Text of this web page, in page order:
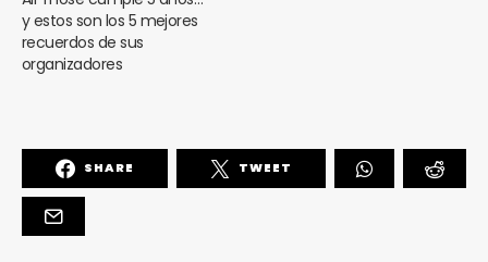
y estos son los 5 mejores
recuerdos de sus
organizadores
SHARE TWEET